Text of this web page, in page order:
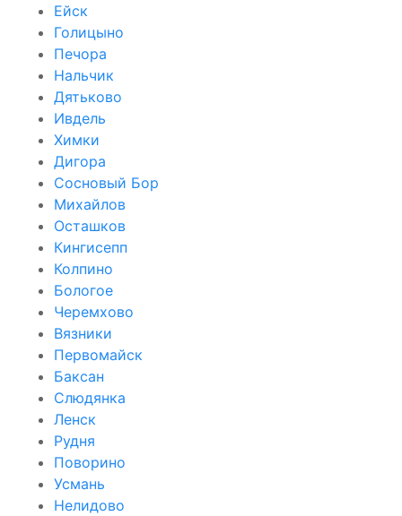
Ейск
Голицыно
Печора
Нальчик
Дятьково
Ивдель
Химки
Дигора
Сосновый Бор
Михайлов
Осташков
Кингисепп
Колпино
Бологое
Черемхово
Вязники
Первомайск
Баксан
Слюдянка
Ленск
Рудня
Поворино
Усмань
Нелидово